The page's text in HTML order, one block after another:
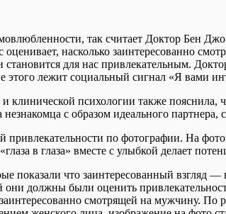
так считает Доктор Бен
насколько заинтересованно
для нас привлекательным.
этого лежит социальный сигнал «Я вами
клинической психологии также пояснила,
незнакомца с образом идеального
по фотографии. На
в глаза» вместе с улыбкой делает
показали что заинтересованный взгляд
они должны были оценить
смотрящей на мужчину. По